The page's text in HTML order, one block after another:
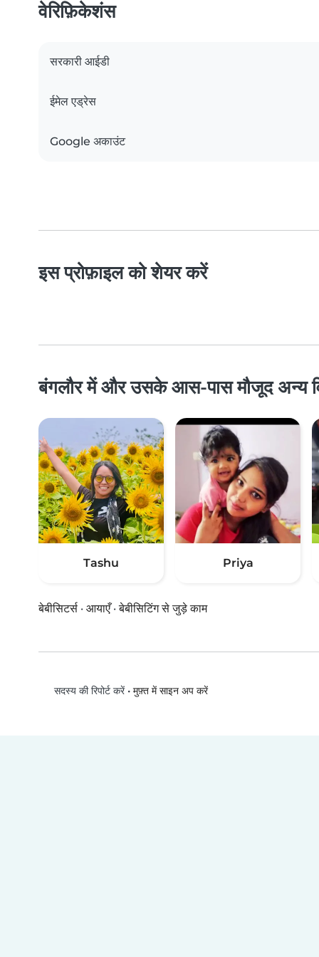
वेरिफ़िकेशंस
सरकारी आईडी
ईमेल एड्रेस
Google अकाउंट
इस प्रोफ़ाइल को शेयर करें
बंगलौर में और उसके आस-पास मौजूद अन्य
Tashu Priya
बेबीसिटर्स · आयाएँ ·बेबीसिटिंग से जुड़े काम
सदस्य की रिपोर्ट करें• मुफ़्त में साइन अप करें